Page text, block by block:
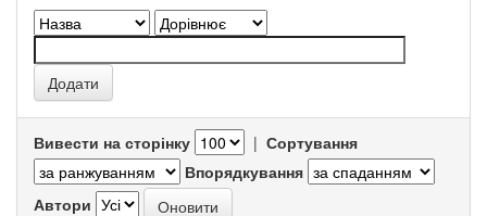
Вивести на сторінку | Сортування
Впорядкування
Автори